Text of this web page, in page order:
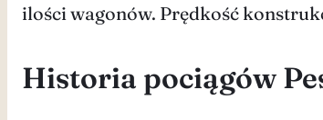
ilości wagonów. Prędkość
Historia pociągów